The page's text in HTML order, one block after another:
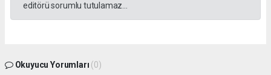
editörü sorumlu tutulamaz...
Okuyucu Yorumları (0)